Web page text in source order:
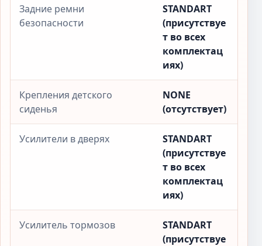
Задние ремни
безопасности
STANDART
(присутствуе
т во всех
комплектац
иях)
Крепления детского
сиденья
NONE
(отсутствует)
Усилители в дверях
STANDART
(присутствуе
т во всех
комплектац
иях)
Усилитель тормозов
STANDART
(присутствуе